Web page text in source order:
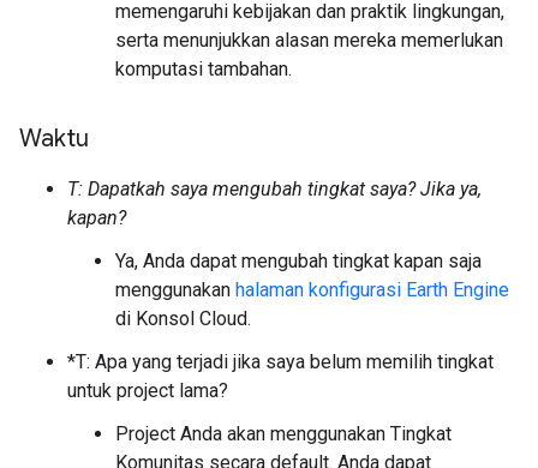
memengaruhi kebijakan dan praktik lingkungan,
serta menunjukkan alasan mereka memerlukan
komputasi tambahan.
Waktu
T: Dapatkah saya mengubah tingkat saya? Jika ya,
kapan?
Ya, Anda dapat mengubah tingkat kapan saja
menggunakan halaman konfigurasi Earth Engine
di Konsol Cloud.
*T: Apa yang terjadi jika saya belum memilih tingkat
untuk project lama?
Project Anda akan menggunakan Tingkat
Komunitas secara default. Anda dapat